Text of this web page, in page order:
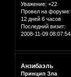
Уважение: +22
Провел на форуме:
12 дней 6 часов
Последний визит:
2008-11-09 08:07:54
Анзибаэль
Принцип Зла